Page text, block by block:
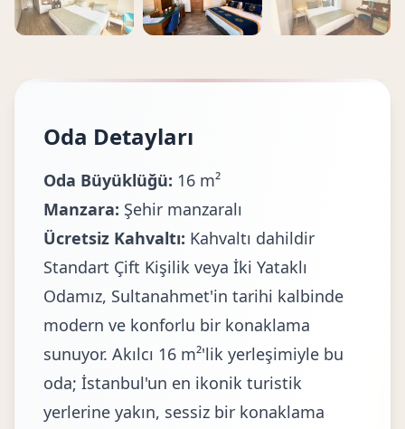
Oda Detayları
Oda Büyüklüğü: 16 m²
Manzara: Şehir manzaralı
Ücretsiz Kahvaltı: Kahvaltı dahildir
Standart Çift Kişilik veya İki Yataklı
Odamız, Sultanahmet'in tarihi kalbinde
modern ve konforlu bir konaklama
sunuyor. Akılcı 16 m²'lik yerleşimiyle bu
oda; İstanbul'un en ikonik turistik
yerlerine yakın, sessiz bir konaklama